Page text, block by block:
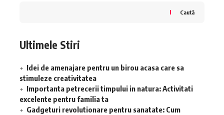
Caută
Ultimele Stiri
Idei de amenajare pentru un birou acasa care sa
stimuleze creativitatea
Importanta petrecerii timpului in natura: Activitati
excelente pentru familia ta
Gadgeturi revolutionare pentru sanatate: Cum